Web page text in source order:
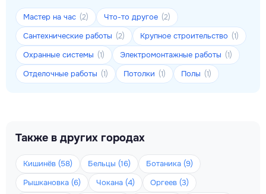
Мастер на час (2) Что-то другое (2)
Сантехнические работы (2) Крупное строительство (1)
Охранные системы (1) Электромонтажные работы (1)
Отделочные работы (1) Потолки (1) Полы (1)
Также в других городах
Кишинёв (58) Бельцы (16)
Ботаника (9)
Рышкановка (6)
Чокана (4)
Оргеев (3)